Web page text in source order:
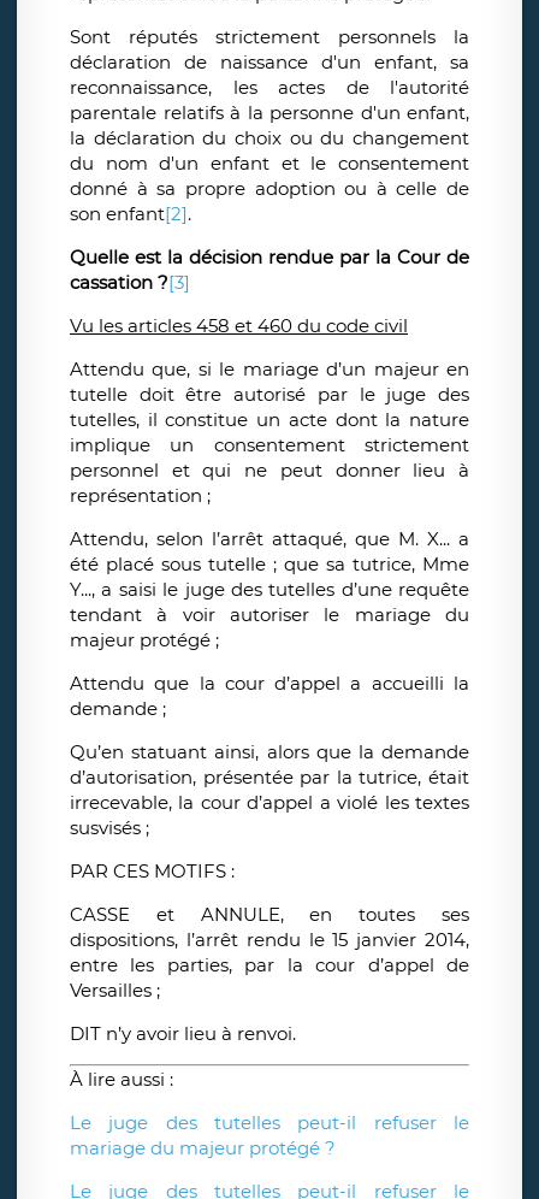
Sont réputés strictement personnels la
déclaration de naissance d'un enfant, sa
reconnaissance, les actes de l'autorité
parentale relatifs à la personne d'un enfant,
la déclaration du choix ou du changement
du nom d'un enfant et le consentement
donné à sa propre adoption ou à celle de
son enfant[2].
Quelle est la décision rendue par la Cour de
cassation ?[3]
Vu les articles 458 et 460 du code civil
Attendu que, si le mariage d’un majeur en
tutelle doit être autorisé par le juge des
tutelles, il constitue un acte dont la nature
implique un consentement strictement
personnel et qui ne peut donner lieu à
représentation ;
Attendu, selon l’arrêt attaqué, que M. X... a
été placé sous tutelle ; que sa tutrice, Mme
Y..., a saisi le juge des tutelles d’une requête
tendant à voir autoriser le mariage du
majeur protégé ;
Attendu que la cour d’appel a accueilli la
demande ;
Qu’en statuant ainsi, alors que la demande
d’autorisation, présentée par la tutrice, était
irrecevable, la cour d’appel a violé les textes
susvisés ;
PAR CES MOTIFS :
CASSE et ANNULE, en toutes ses
dispositions, l’arrêt rendu le 15 janvier 2014,
entre les parties, par la cour d’appel de
Versailles ;
DIT n’y avoir lieu à renvoi.
À lire aussi :
Le juge des tutelles peut-il refuser le
mariage du majeur protégé ?
Le juge des tutelles peut-il refuser le